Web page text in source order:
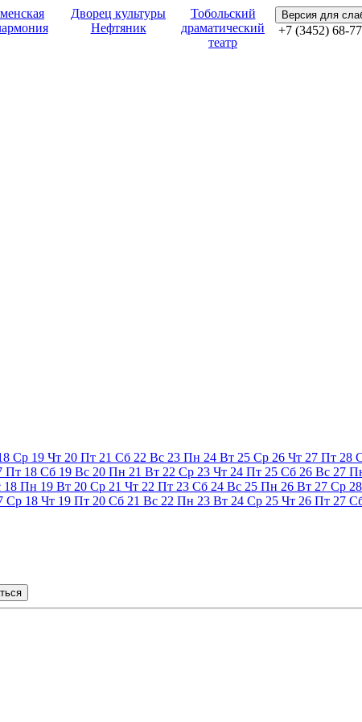
Дворец культуры
Нефтяник
Тобольский
драматический
театр
Версия для
+7 (3452) 68-
Ср 19 Чт 20 Пт 21 Сб 22 Вс 23 Пн 24 Вт 25 Ср 26 Чт 27 Пт 28
Пт 18 Сб 19 Вс 20 Пн 21 Вт 22 Ср 23 Чт 24 Пт 25 Сб 26 Вс 27
18 Пн 19 Вт 20 Ср 21 Чт 22 Пт 23 Сб 24 Вс 25 Пн 26 Вт 27 Ср 28
Ср 18 Чт 19 Пт 20 Сб 21 Вс 22 Пн 23 Вт 24 Ср 25 Чт 26 Пт 27